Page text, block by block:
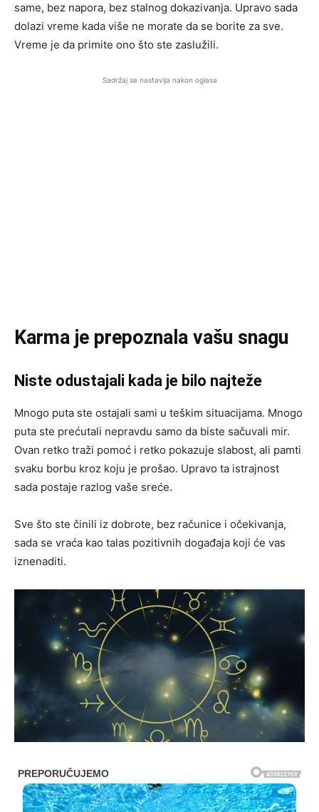
same, bez napora, bez stalnog dokazivanja. Upravo sada
dolazi vreme kada više ne morate da se borite za sve.
Vreme je da primite ono što ste zaslužili.
Sadržaj se nastavlja nakon oglasa
Karma je prepoznala vašu snagu
Niste odustajali kada je bilo najteže
Mnogo puta ste ostajali sami u teškim situacijama. Mnogo
puta ste prećutali nepravdu samo da biste sačuvali mir.
Ovan retko traži pomoć i retko pokazuje slabost, ali pamti
svaku borbu kroz koju je prošao. Upravo ta istrajnost
sada postaje razlog vaše sreće.
Sve što ste činili iz dobrote, bez računice i očekivanja,
sada se vraća kao talas pozitivnih događaja koji će vas
iznenaditi.